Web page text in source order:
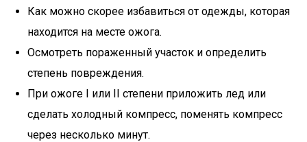
Как можно скорее избавиться от одежды, которая
находится на месте ожога.
Осмотреть пораженный участок и определить
степень повреждения.
При ожоге I или II степени приложить лед или
сделать холодный компресс, поменять компресс
через несколько минут.